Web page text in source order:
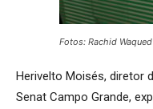
Fotos: Rachid Waqued
Herivelto Moisés, diretor
Senat Campo Grande,